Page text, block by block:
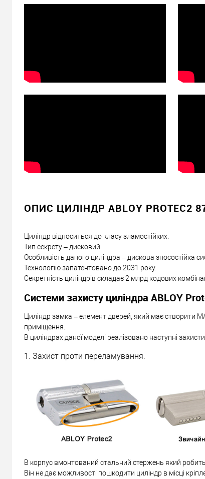
ОПИС ЦИЛІНДР ABLOY PROTEC2
Циліндр відноситься до класу зламостійких.
Тип секрету – дисковий.
Особливість даного циліндра – дискова зносостійка
Технологію запатентовано до 2031 року.
Секретність циліндрів складає 2 млрд кодових
Системи захисту циліндра ABLOY
Циліндр замка – елемент дверей, який має
приміщення.
В циліндрах даної моделі реалізовано наступні захисти.
1. Захист проти переламування.
В корпус вмонтований стальний стержень який
Він не дає можливості пошкодити циліндр в місці